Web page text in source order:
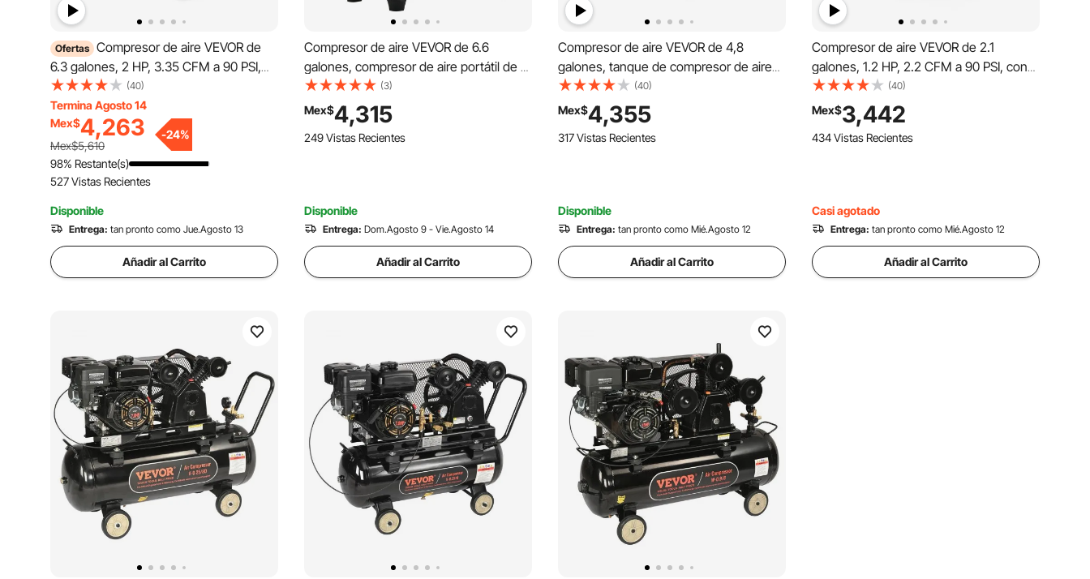
Ofertas Compresor de aire VEVOR de
6.3 galones, 2 HP, 3.35 CFM a 90 PSI,
con presión máxima de 116 PSI, tanque
compresor sin aceite para reparación de
automóviles, inflado de neumáticos,
pintura en aerosol y clavado de
carpintería.
(40)
Termina Agosto 14
Mex$4,263
Mex$5,610
-24%
98% Restante(s)
527 Vistas Recientes
Disponible
Entrega: tan pronto como Jue.Agosto 13
Añadir al Carrito
Compresor de aire VEVOR de 6.6
galones, compresor de aire portátil de 1
HP, compresor de aire sin aceite tanque
de acero 750 W, compresor de aire tipo
panqueque 115 PSI, compresor ultra
silencioso para reparación del hogar,
(3)
Mex$4,315
249 Vistas Recientes
Disponible
Entrega: Dom.Agosto 9 - Vie.Agosto 14
Añadir al Carrito
Compresor de aire VEVOR de 4,8
galones, tanque de compresor de aire
sin aceite de 1,2 HP 2,2 CFM@90PSI y
máx. Presión de 116PSI, compresor ultra
silencioso de 70 dB para reparación de
automóviles, inflado de neumáticos,
(40)
Mex$4,355
317 Vistas Recientes
Disponible
Entrega: tan pronto como Mié.Agosto 12
Añadir al Carrito
Compresor de aire VEVOR de 2.1
galones, 1.2 HP, 2.2 CFM a 90 PSI, con
presión máxima de 116 PSI, tanque
compresor sin aceite para reparación de
automóviles, inflado de neumáticos,
pintura en aerosol y clavado de
(40)
Mex$3,442
434 Vistas Recientes
Casi agotado
Entrega: tan pronto como Mié.Agosto 12
Añadir al Carrito